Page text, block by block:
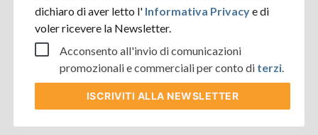
dichiaro di aver letto l' Informativa Privacye di
voler ricevere la Newsletter.
Acconsento all'invio di comunicazioni
promozionali e commerciali per conto di terzi.
ISCRIVITI ALLA NEWSLETTER